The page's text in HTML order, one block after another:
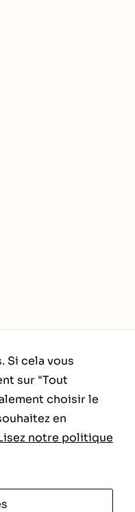
Si cela vous
sur "Tout
choisir le
en
notre politique